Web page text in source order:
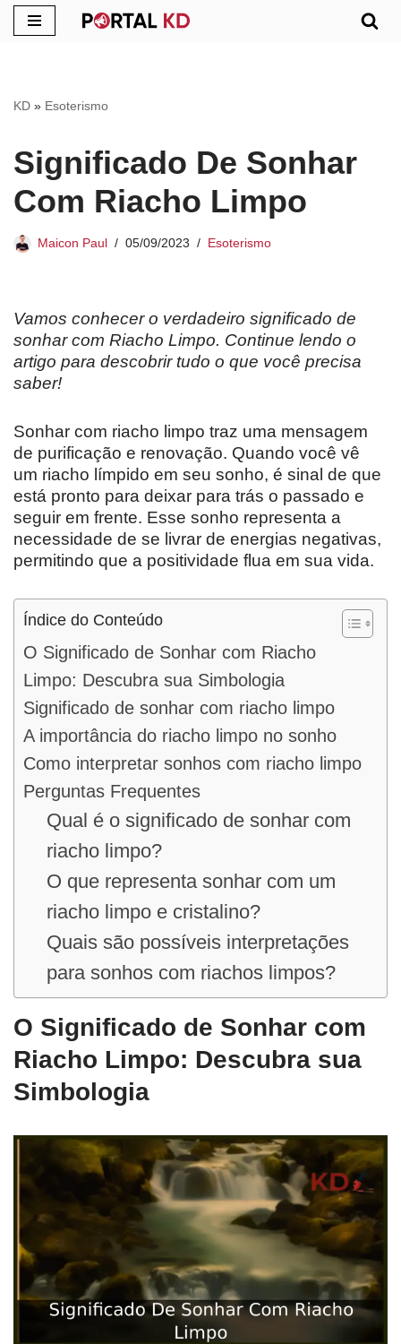
conteúdo
KD » Esoterismo
Significado De Sonhar
Com Riacho Limpo
Maicon Paul 05/09/2023 Esoterismo
Vamos conhecer o verdadeiro significado de
sonhar com Riacho Limpo. Continue lendo o
artigo para descobrir tudo o que você precisa
saber!
Sonhar com riacho limpo traz uma mensagem
de purificação e renovação. Quando você vê
um riacho límpido em seu sonho, é sinal de que
está pronto para deixar para trás o passado e
seguir em frente. Esse sonho representa a
necessidade de se livrar de energias negativas,
permitindo que a positividade flua em sua vida.
Índice do Conteúdo
O Significado de Sonhar com Riacho
Limpo: Descubra sua Simbologia
Significado de sonhar com riacho limpo
A importância do riacho limpo no sonho
Como interpretar sonhos com riacho limpo
Perguntas Frequentes
Qual é o significado de sonhar com
riacho limpo?
O que representa sonhar com um
riacho limpo e cristalino?
Quais são possíveis interpretações
para sonhos com riachos limpos?
O Significado de Sonhar com
Riacho Limpo: Descubra sua
Simbologia